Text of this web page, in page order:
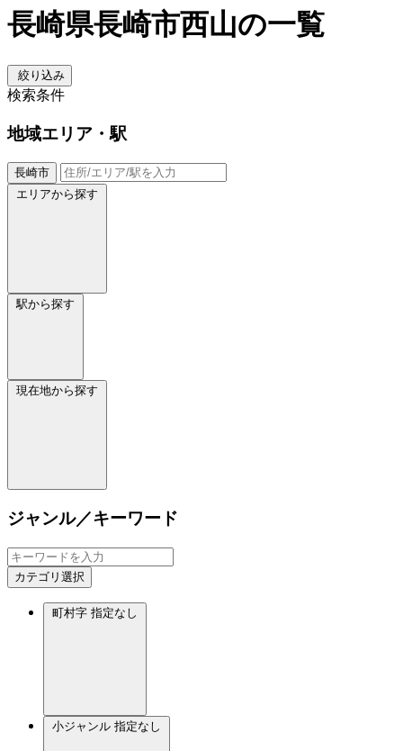
長崎県長崎市西山の一覧
絞り込み
検索条件
地域エリア・駅
長崎市
エリアから探す
駅から探す
現在地から探す
ジャンル／キーワード
カテゴリ選択
町村字 指定なし
小ジャンル 指定なし